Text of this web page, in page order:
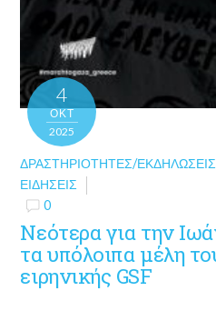
4
ΟΚΤ
2025
ΔΡΑΣΤΗΡΙΌΤΗΤΕΣ/ΕΚΔΗΛΏΣΕΙΣ
ΕΙΔΉΣΕΙΣ
0
Νεότερα για την
τα υπόλοιπα μέλη
ειρηνικής GSF